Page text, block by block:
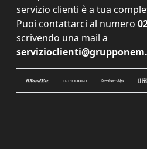
servizio clienti è a tua
Puoi contattarci al numero
scrivendo una mail a